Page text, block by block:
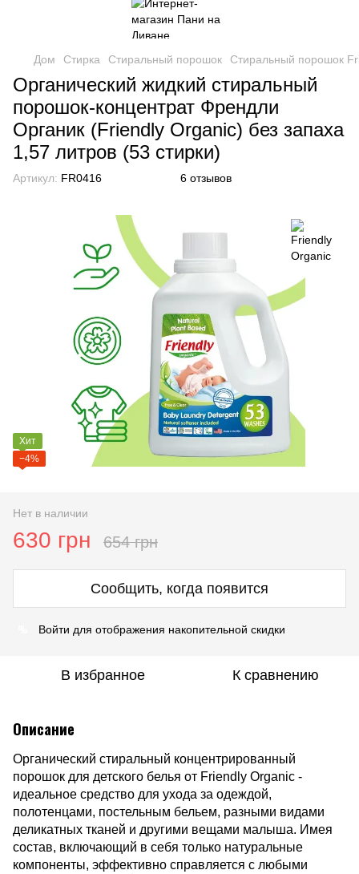
Дом Стирка Стиральный порошок Стиральный порошок
Органический жидкий стиральный
порошок-концентрат Френдли
Органик (Friendly Organic) без запаха
1,57 литров (53 стирки)
Артикул: FR0416 6 отзывов
Хит
−4%
Нет в наличии
630 грн 654 грн
Сообщить, когда появится
Войти для отображения накопительной скидки
В избранное К сравнению
Описание
Органический стиральный концентрированный
порошок для детского белья от Friendly Organic -
идеальное средство для ухода за одеждой,
полотенцами, постельным бельем, разными видами
деликатных тканей и другими вещами малыша. Имея
состав, включающий в себя только натуральные
компоненты, эффективно справляется с любыми